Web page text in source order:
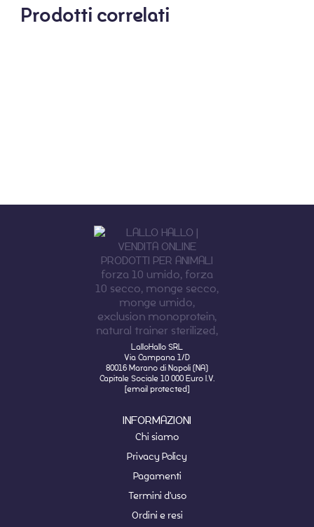
Prodotti correlati
LalloHallo SRL
Via Campana 1/D
80016 Marano di Napoli (NA)
Capitale Sociale 10 000 Euro I.V.
[email protected]
INFORMAZIONI
Chi siamo
Privacy Policy
Pagamenti
Termini d'uso
Ordini e resi